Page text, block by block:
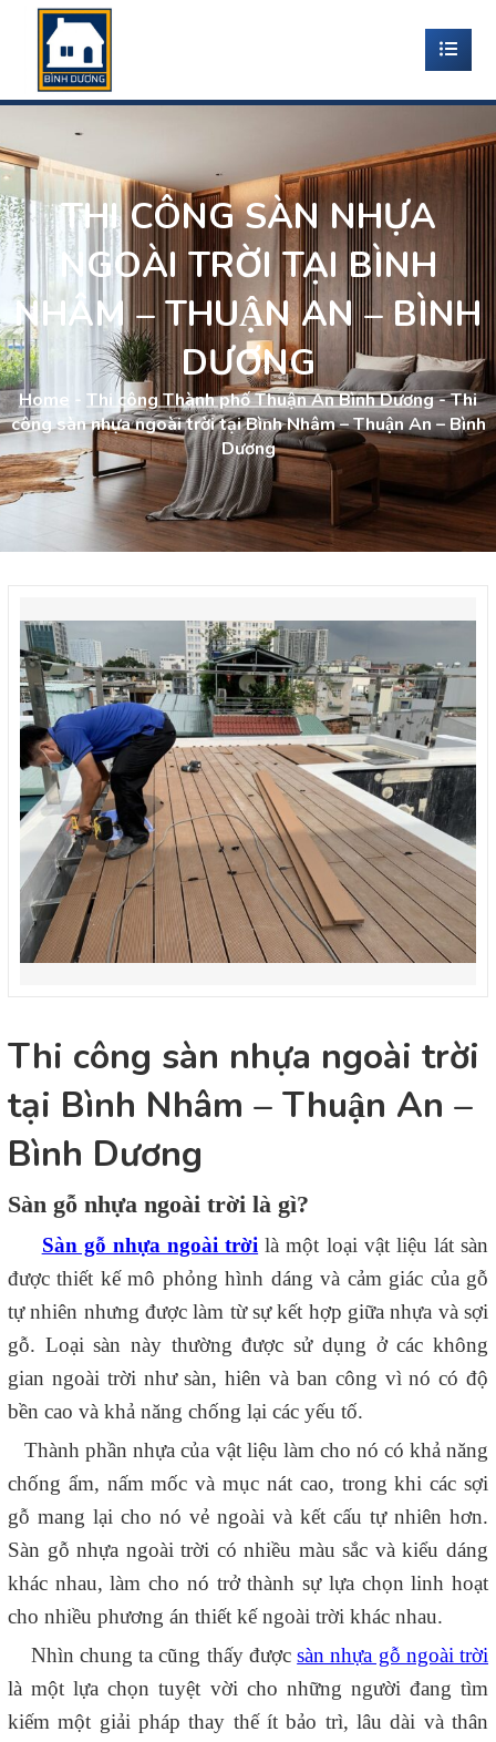
THI CÔNG SÀN NHỰA
NGOÀI TRỜI TẠI BÌNH
NHÂM – THUẬN AN – BÌNH
DƯƠNG
Home - Thi công Thành phố Thuận An Bình Dương-Thi
công sàn nhựa ngoài trời tại Bình Nhâm – Thuận An – Bình
Dương
Thi công sàn nhựa ngoài trời
tại Bình Nhâm – Thuận An –
Bình Dương
Sàn gỗ nhựa ngoài trời là gì?
Sàn gỗ nhựa ngoài trời là một loại vật liệu lát sàn
được thiết kế mô phỏng hình dáng và cảm giác của gỗ
tự nhiên nhưng được làm từ sự kết hợp giữa nhựa và sợi
gỗ. Loại sàn này thường được sử dụng ở các không
gian ngoài trời như sàn, hiên và ban công vì nó có độ
bền cao và khả năng chống lại các yếu tố.
Thành phần nhựa của vật liệu làm cho nó có khả năng
chống ẩm, nấm mốc và mục nát cao, trong khi các sợi
gỗ mang lại cho nó vẻ ngoài và kết cấu tự nhiên hơn.
Sàn gỗ nhựa ngoài trời có nhiều màu sắc và kiểu dáng
khác nhau, làm cho nó trở thành sự lựa chọn linh hoạt
cho nhiều phương án thiết kế ngoài trời khác nhau.
Nhìn chung ta cũng thấy đượcsàn nhựa gỗ ngoài trời
là một lựa chọn tuyệt vời cho những người đang tìm
kiếm một giải pháp thay thế ít bảo trì, lâu dài và thân